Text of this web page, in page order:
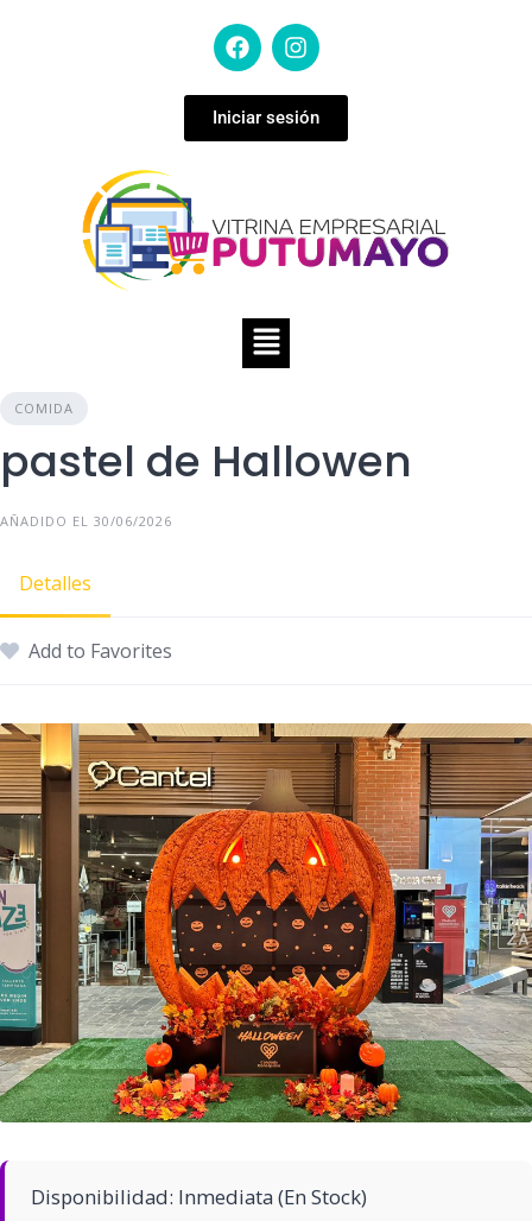
Iniciar sesión
COMIDA
pastel de Hallowen
AÑADIDO EL 30/06/2026
Detalles
Add to Favorites
Disponibilidad: Inmediata (En Stock)